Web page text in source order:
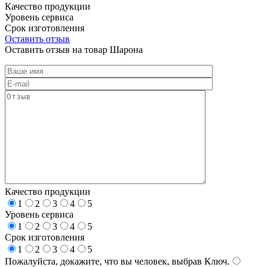
Качество продукции
Уровень сервиса
Срок изготовления
Оставить отзыв
Оставить отзыв на товар Шарона
Качество продукции
1
2 3 4
5
Уровень сервиса
1
2 3 4
5
Срок изготовления
1
2 3 4
5
Пожалуйста, докажите, что вы человек, выбрав Ключ.